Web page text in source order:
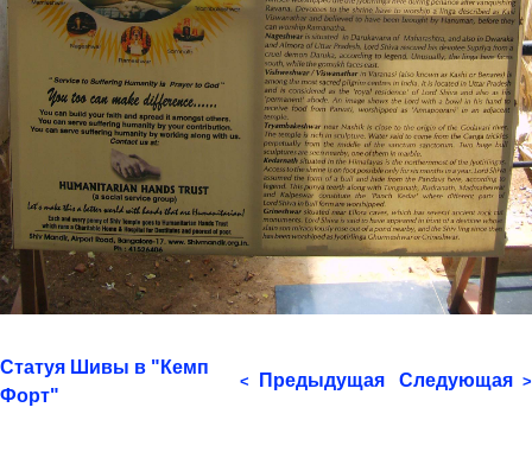
Статуя Шивы в "Кемп
Форт"
< Предыдущая Следующая >